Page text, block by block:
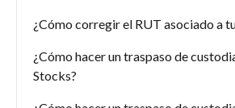
¿Cómo corregir el RUT asociado a
¿Cómo hacer un traspaso de
Stocks?